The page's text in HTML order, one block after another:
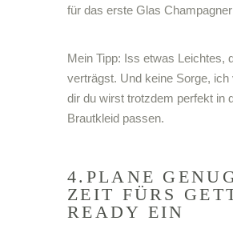
für das erste Glas
Mein Tipp: Iss etwas Leichtes,
verträgst. Und keine Sorge,
dir du wirst trotzdem perfekt in
Brautkleid passen.
4.PLANE
ZEIT FÜRS
READY EIN